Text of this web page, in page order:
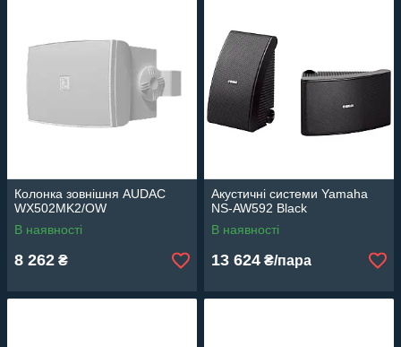
Колонка зовнішня AUDAC
WX502MK2/OW
В наявності
8 262 ₴
Акустичні системи Yamaha
NS-AW592 Black
В наявності
13 624 ₴/пара